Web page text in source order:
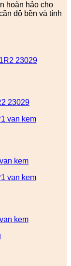
hoàn hảo cho
độ bền và tính
23029
kem
kem